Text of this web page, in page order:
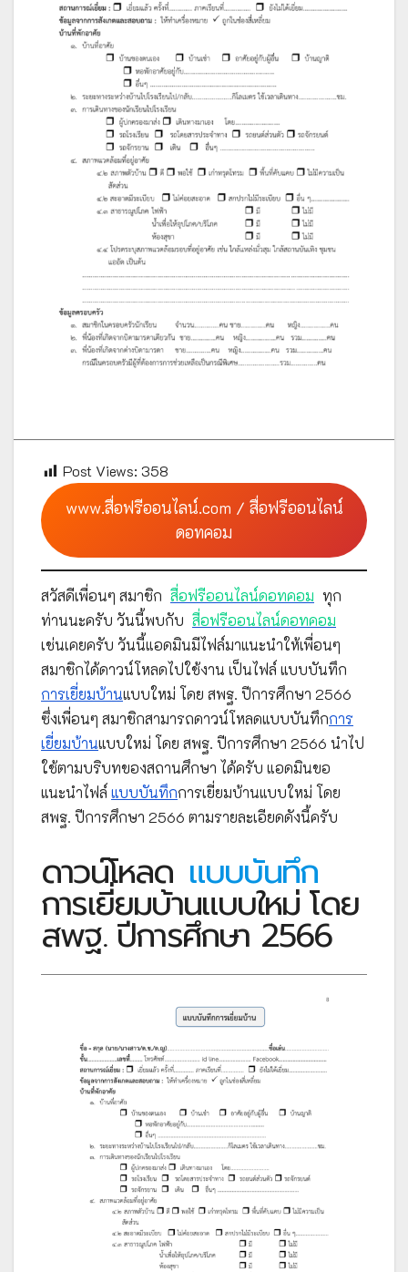
Post Views: 358
www.สื่อฟรีออนไลน์.com / สื่อฟรีออนไลน์
ดอทคอม
สวัสดีเพื่อนๆ สมาชิก สื่อฟรีออนไลน์ดอทคอม ทุก
ท่านนะครับ วันนี้พบกับ สื่อฟรีออนไลน์ดอทคอม
เช่นเคยครับ วันนี้แอดมินมีไฟล์มาแนะนำให้เพื่อนๆ
สมาชิกได้ดาวน์โหลดไปใช้งาน เป็นไฟล์ แบบบันทึก
การเยี่ยมบ้านแบบใหม่ โดย สพฐ. ปีการศึกษา 2566
ซึ่งเพื่อนๆ สมาชิกสามารถดาวน์โหลดแบบบันทึกการ
เยี่ยมบ้านแบบใหม่ โดย สพฐ. ปีการศึกษา 2566 นำไป
ใช้ตามบริบทของสถานศึกษา ได้ครับ แอดมินขอ
แนะนำไฟล์ แบบบันทึกการเยี่ยมบ้านแบบใหม่ โดย
สพฐ. ปีการศึกษา 2566 ตามรายละเอียดดังนี้ครับ
ดาวน์โหลด แบบบันทึก
การเยี่ยมบ้านแบบใหม่ โดย
สพฐ. ปีการศึกษา 2566